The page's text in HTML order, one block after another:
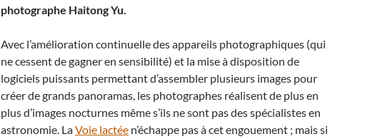
photographe Haitong Yu.
Avec l’amélioration continuelle des appareils photographiques (qui
ne cessent de gagner en sensibilité) et la mise à disposition de
logiciels puissants permettant d’assembler plusieurs images pour
créer de grands panoramas, les photographes réalisent de plus en
plus d’images nocturnes même s’ils ne sont pas des spécialistes en
astronomie. LaVoie lactée n’échappe pas à cet engouement ; mais si